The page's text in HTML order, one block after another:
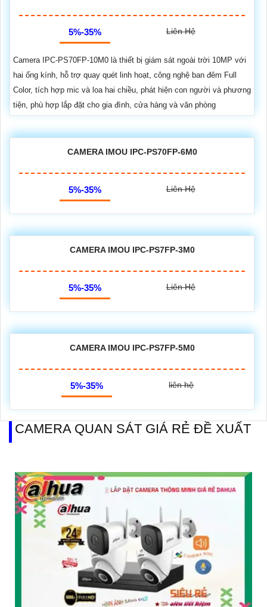
5%-35% Liên Hệ
Camera IPC-PS70FP-10M0 là thiết bị giám sát ngoài trời 10MP với
hai ống kính, hỗ trợ quay quét linh hoạt, công nghệ ban đêm Full
Color, tích hợp mic và loa hai chiều, phát hiện con người và phương
tiện, phù hợp lắp đặt cho gia đình, cửa hàng và văn phòng
CAMERA IMOU IPC-PS70FP-6M0
5%-35% Liên Hệ
CAMERA IMOU IPC-PS7FP-3M0
5%-35% Liên Hệ
CAMERA IMOU IPC-PS7FP-5M0
5%-35% liên hệ
CAMERA QUAN SÁT GIÁ RẺ ĐỀ XUẤT